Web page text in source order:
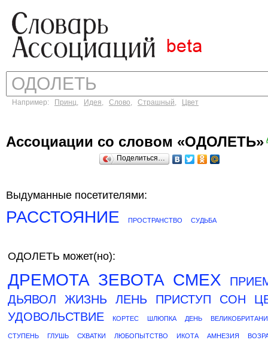
Например: Принц, Идея, Слово, Страшный, Цвет
Ассоциации со словом «ОДОЛЕТЬ»
Поделиться…
Выдуманные посетителями:
РАССТОЯНИЕ ПРОСТРАНСТВО СУДЬБА
ОДОЛЕТЬ может(но):
ДРЕМОТА ЗЕВОТА СМЕХ
ДЬЯВОЛ
ЖИЗНЬ ЛЕНЬ ПРИСТУП СОН
УДОВОЛЬСТВИЕ
КОРТЕС ШЛЮПКА ДЕНЬ
СТУПЕНЬ ГЛУШЬ СХВАТКИ ЛЮБОПЫТСТВО ИКОТА АМНЕЗИЯ